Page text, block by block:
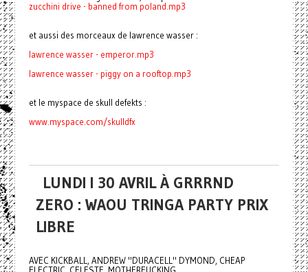
zucchini drive - banned from poland.mp3
et aussi des morceaux de lawrence wasser :
lawrence wasser - emperor.mp3
lawrence wasser - piggy on a rooftop.mp3
et le myspace de skull defekts :
www.myspace.com/skulldfx
LUNDI I 30 AVRIL À GRRRND
ZERO : WAOU TRINGA PARTY PRIX
LIBRE
AVEC KICKBALL, ANDREW "DURACELL" DYMOND, CHEAP